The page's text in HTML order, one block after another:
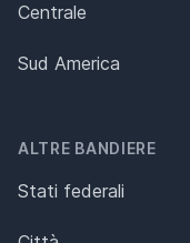
Centrale
Sud America
ALTRE BANDIERE
Stati federali